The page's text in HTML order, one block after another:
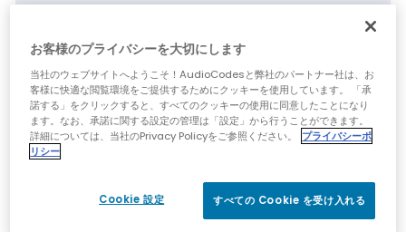
IMIXトラフィックで最大1Gbpsの強力なルーティ
ング
ブランチからクラウドまたはブランチからデータ
センターへの接続用のセキュリティで保護された
トンネル
オールインワン製品、あらゆるIP移行シナリオに
障害が発生した場合のデータおよびテレフォニー
サービスの存続可能性と復旧
お客様のプライバシーを大切にします
当社のウェブサイトへようこそ！AudioCodesと弊社のパートナー社は、お
客様に快適な閲覧環境をご提供するためにクッキーを使用しています。 「承
諾する」をクリックすると、すべてのクッキーの使用に同意したことになり
ます。なお、承諾に関する設定の管理は「設定」から行うことができます。
詳細については、当社のPrivacy Policyをご参照ください。
プライバシーポ
リシー
Cookie 設定 すべての Cookie を受け入れる